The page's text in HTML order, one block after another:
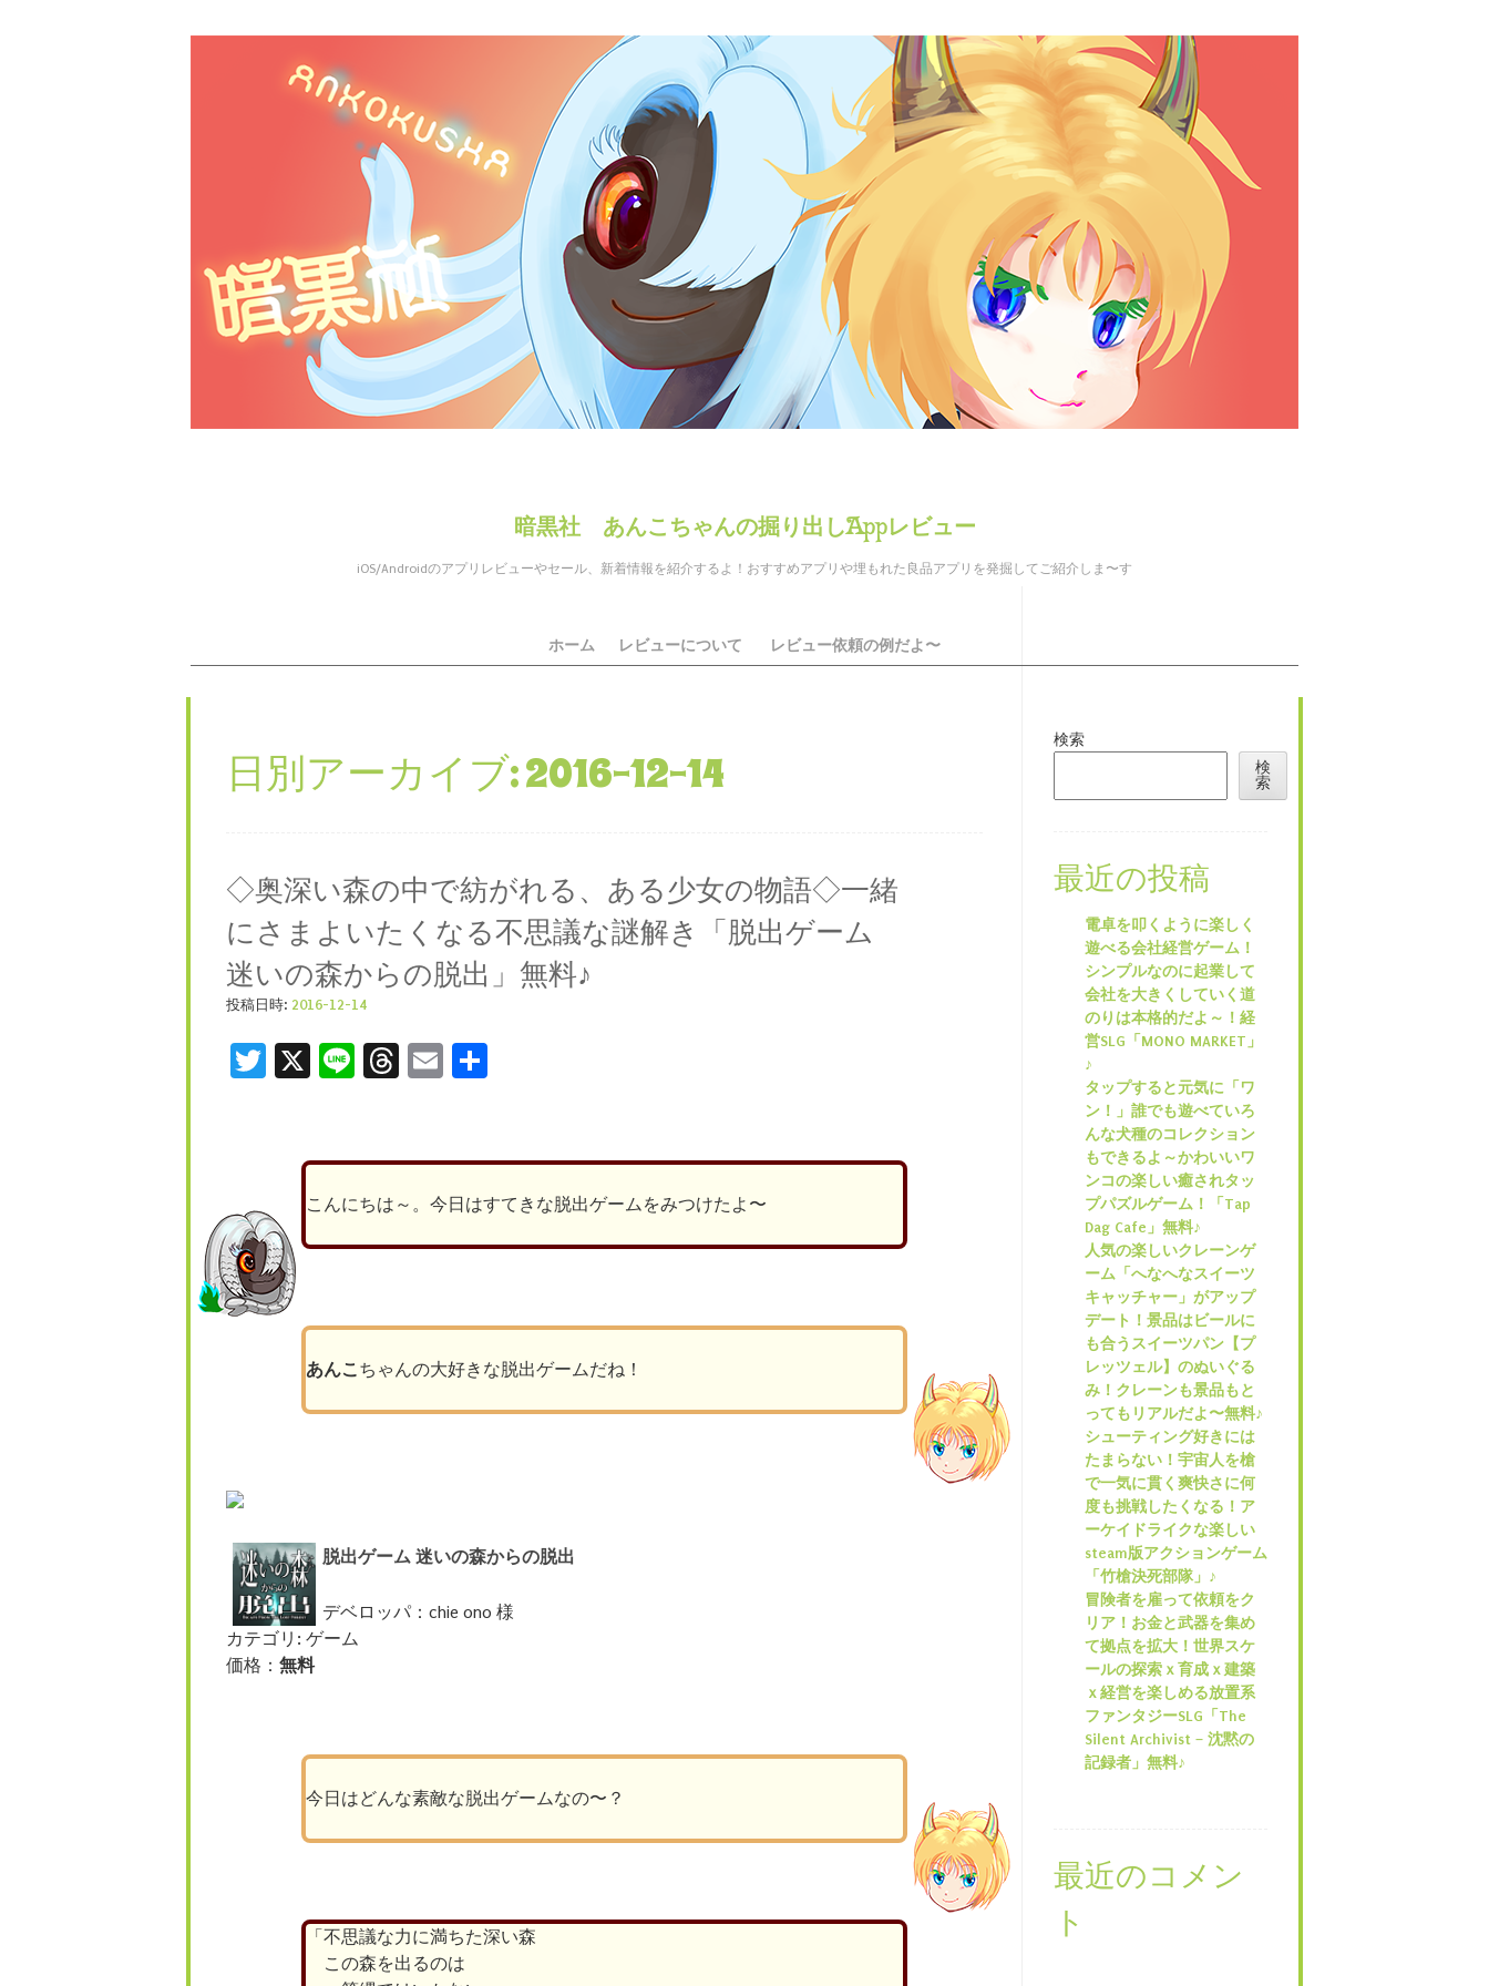
暗黒社 あんこちゃんの掘り出しAppレビュー
iOS/Androidのアプリレビューやセール、新着情報を紹介するよ！おすすめアプリや埋もれた良品アプリを発掘してご紹介しま〜す
メニュー ホーム レビューについて レビュー依頼の例だよ〜
日別アーカイブ:2016-12-14
◇奥深い森の中で紡がれる、ある少女の物語◇一緒
にさまよいたくなる不思議な謎解き「脱出ゲーム
迷いの森からの脱出」無料♪
投稿日時: 2016-12-14
Twitter
X LineThreads
Email
こんにちは～。今日はすてきな脱出ゲームをみつけたよ〜
あんこ ちゃんの大好きな脱出ゲームだね！
脱出ゲーム 迷いの森からの脱出
デベロッパ：chie ono 様
カテゴリ: ゲーム
価格： 無料
今日はどんな素敵な脱出ゲームなの〜？
「不思議な力に満ちた深い森
この森を出るのは
検索
検
索
最近の投稿
電卓を叩くように楽しく
遊べる会社経営ゲーム！
シンプルなのに起業して
会社を大きくしていく道
のりは本格的だよ～！経
営SLG「MONO MARKET」
♪
タップすると元気に「ワ
ン！」誰でも遊べていろ
んな犬種のコレクション
もできるよ～かわいいワ
ンコの楽しい癒されタッ
プパズルゲーム！「Tap
Dag Cafe」無料♪
人気の楽しいクレーンゲ
ーム「へなへなスイーツ
キャッチャー」がアップ
デート！景品はビールに
も合うスイーツパン【プ
レッツェル】のぬいぐる
み！クレーンも景品もと
ってもリアルだよ〜無料♪
シューティング好きには
たまらない！宇宙人を槍
で一気に貫く爽快さに何
度も挑戦したくなる！ア
ーケイドライクな楽しい
steam版アクションゲーム
「竹槍決死部隊」♪
冒険者を雇って依頼をク
リア！お金と武器を集め
て拠点を拡大！世界スケ
ールの探索ｘ育成ｘ建築
ｘ経営を楽しめる放置系
ファンタジーSLG「The
Silent Archivist – 沈黙の
記録者」無料♪
最近のコメン
ト